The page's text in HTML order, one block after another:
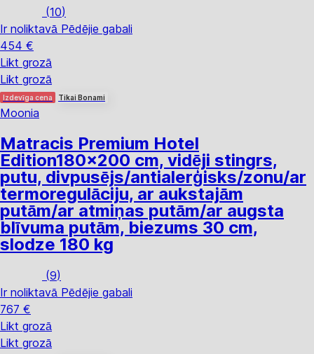
(10)
Ir noliktavā Pēdējie gabali
454 €
Likt grozā
Likt grozā
Izdevīga cena Tikai Bonami
Moonia
Matracis Premium Hotel
Edition180x200 cm, vidēji stingrs,
putu, divpusējs/antialerģisks/zonu/ar
termoregulāciju, ar aukstajām
putām/ar atmiņas putām/ar augsta
blīvuma putām, biezums 30 cm,
slodze 180 kg
(9)
Ir noliktavā Pēdējie gabali
767 €
Likt grozā
Likt grozā